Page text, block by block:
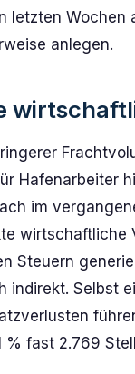
letzten Wochen
anlegen.
Hafenarbeiter
im
wirtschaftliche
Steuern
indirekt. Selbst
% fast 2.769